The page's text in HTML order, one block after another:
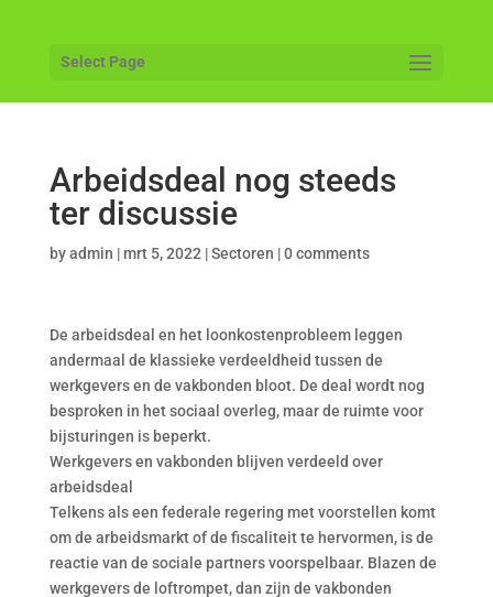
Select Page
Arbeidsdeal nog steeds
ter discussie
byadmin |mrt 5, 2022 |Sectoren |0 comments
De arbeidsdeal en het loonkostenprobleem leggen
andermaal de klassieke verdeeldheid tussen de
werkgevers en de vakbonden bloot. De deal wordt nog
besproken in het sociaal overleg, maar de ruimte voor
bijsturingen is beperkt.
Werkgevers en vakbonden blijven verdeeld over
arbeidsdeal
Telkens als een federale regering met voorstellen komt
om de arbeidsmarkt of de fiscaliteit te hervormen, is de
reactie van de sociale partners voorspelbaar. Blazen de
werkgevers de loftrompet, dan zijn de vakbonden